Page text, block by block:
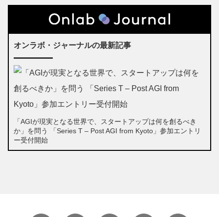
オンラボ・ジャーナルの最新記事
「AGIが現実となる世界で、スタートアップは何を創るべき
か」を問う 「Series T – Post AGI from Kyoto」参加エントリ
ー受付開始